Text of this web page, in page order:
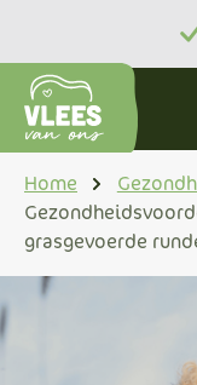
Home
grasgevoerde